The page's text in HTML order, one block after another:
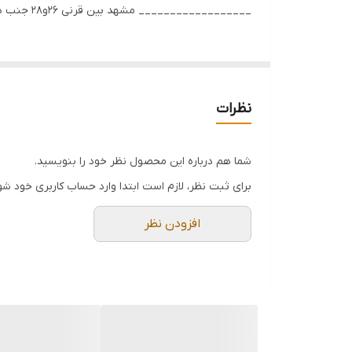
__________________ مشهد بین قرنی ۲۶و۲۸ جنب درمانگاه بین قرنی ۳۳ و۳۵ نبش کشاورز ۳ 09151159716 05137244433 (wa)09151109212
نظرات
شما هم درباره این محصول نظر خود را بنویسید.
برای ثبت نظر، لازم است ابتدا وارد حساب کاربری خود
افزودن نظر